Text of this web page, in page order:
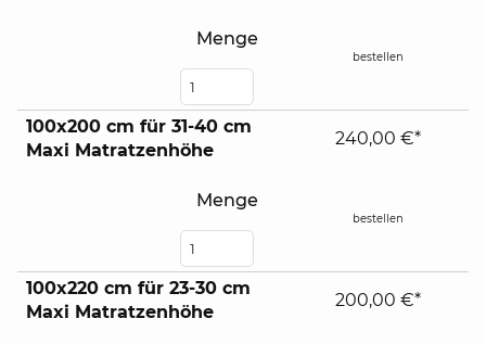
Menge
bestellen
100x200 cm für 31-40 cm
Maxi Matratzenhöhe
Menge
240,00 €*
bestellen
100x220 cm für 23-30 cm
Maxi Matratzenhöhe
200,00 €*